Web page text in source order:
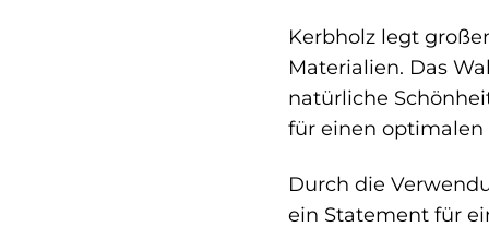
Kerbholz legt
Materialien. Das
natürliche
für einen optimalen
Durch die
ein Statement für